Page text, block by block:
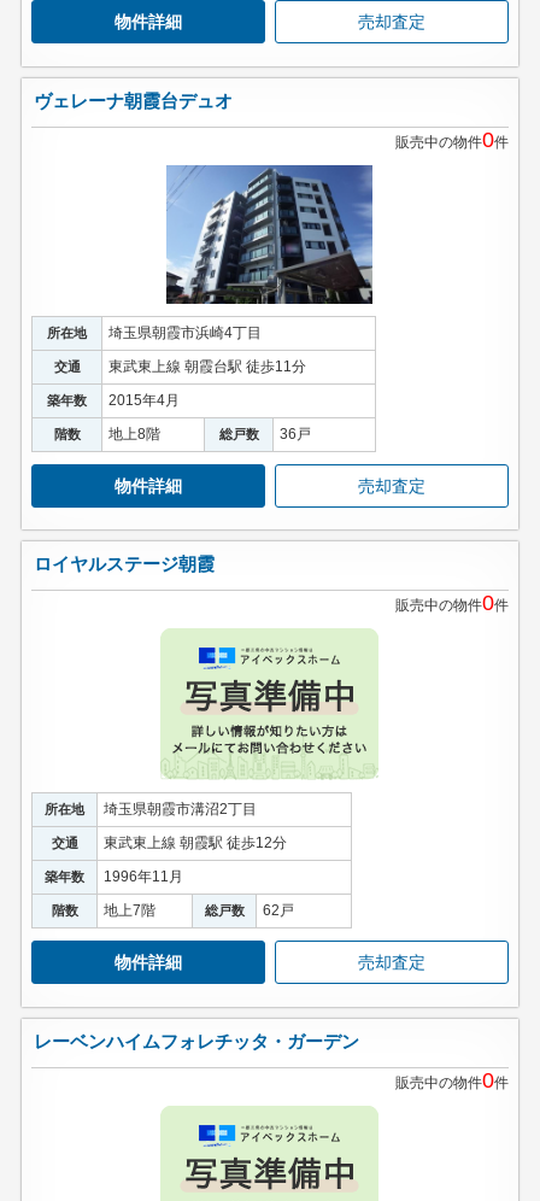
物件詳細 売却査定
ヴェレーナ朝霞台デュオ
販売中の物件0件
所在地 埼玉県朝霞市浜崎4丁目
交通 東武東上線 朝霞台駅 徒歩11分
築年数 2015年4月
階数 地上8階 総戸数 36戸
物件詳細 売却査定
ロイヤルステージ朝霞
販売中の物件0件
所在地 埼玉県朝霞市溝沼2丁目
交通 東武東上線 朝霞駅 徒歩12分
築年数 1996年11月
階数 地上7階 総戸数 62戸
物件詳細 売却査定
レーベンハイムフォレチッタ・ガーデン
販売中の物件0件